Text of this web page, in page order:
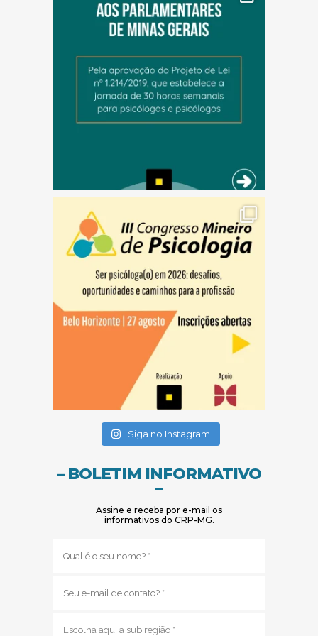
Siga no Instagram
– BOLETIM INFORMATIVO
–
Assine e receba por e-mail os
informativos do CRP-MG.
mail
região